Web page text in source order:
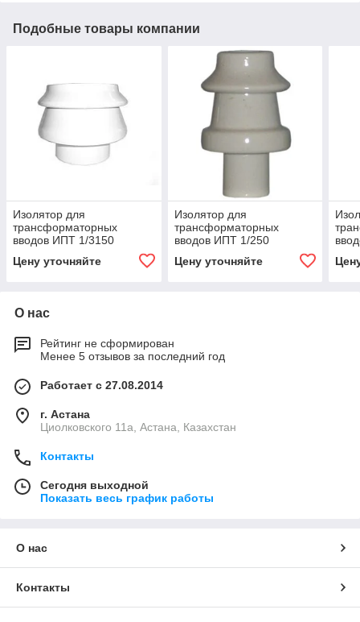
Подобные товары компании
Изолятор для
трансформаторных
вводов ИПТ 1/3150
Цену уточняйте
Изолятор для
трансформаторных
вводов ИПТ 1/250
Цену уточняйте
О нас
Рейтинг не сформирован
Менее 5 отзывов за последний год
Работает с 27.08.2014
г. Астана
Циолковского 11а, Астана, Казахстан
Контакты
Сегодня выходной
Показать весь график работы
О нас
Контакты